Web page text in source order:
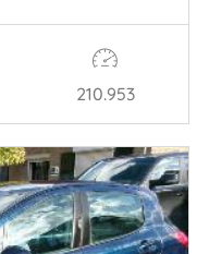
210.953